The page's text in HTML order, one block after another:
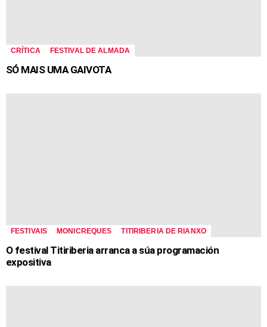
CRÍTICA FESTIVAL DE ALMADA
SÓ MAIS UMA GAIVOTA
FESTIVAIS MONICREQUES TITIRIBERIA DE RIANXO
O festival Titiriberia arranca a súa programación
expositiva